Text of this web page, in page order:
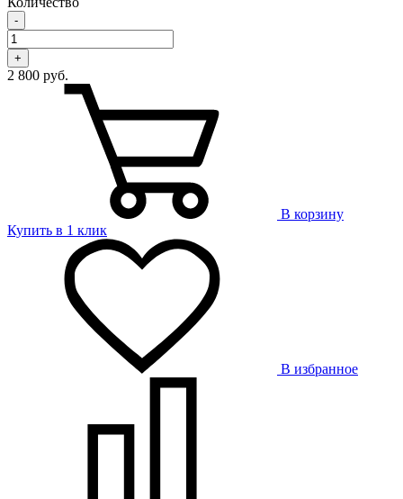
-
+
2 800 руб.
В корзину
Купить в 1 клик
В избранное